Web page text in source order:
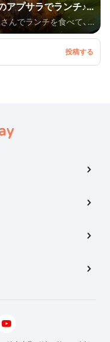
アプサラでランチ♪異
んでランチを食べて、新
スと韓国コスメを買い